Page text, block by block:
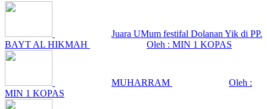
Juara UMum festifal Dolanan Yik di PP.
BAYT AL HIKMAH
Oleh : MIN 1 KOPAS
MUHARRAM
Oleh :
MIN 1 KOPAS